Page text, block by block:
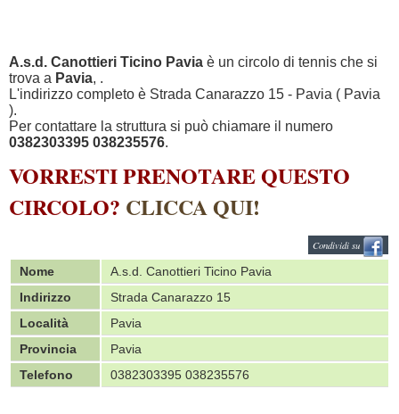
A.s.d. Canottieri Ticino Pavia è un circolo di tennis che si
trova a Pavia, .
L'indirizzo completo è Strada Canarazzo 15 - Pavia ( Pavia
).
Per contattare la struttura si può chiamare il numero
0382303395 038235576.
VORRESTI PRENOTARE QUESTO
CIRCOLO? CLICCA QUI!
Condividi su
Nome
A.s.d. Canottieri Ticino Pavia
Indirizzo
Strada Canarazzo 15
Località
Pavia
Provincia
Pavia
Telefono
0382303395 038235576